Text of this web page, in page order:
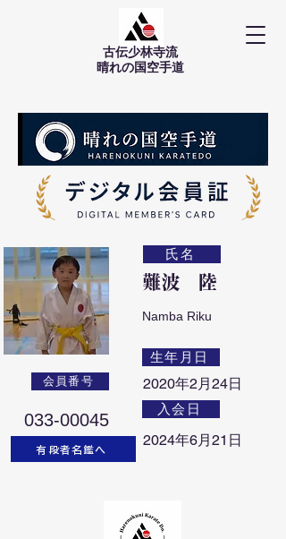
古伝少林寺流
​晴れの国空手道
会員番号
033-00045
有段者名鑑へ
氏名
難波 陸
Namba Riku
生年月日
2020年2月24日
入会日
2024年6月21日